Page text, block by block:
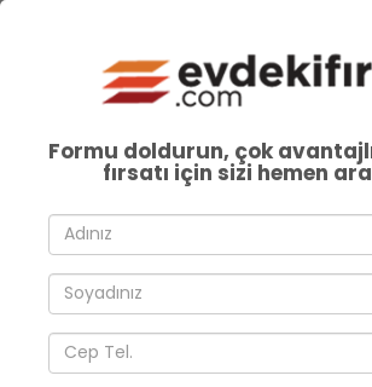
Formu doldurun, çok
fırsatı için sizi hemen